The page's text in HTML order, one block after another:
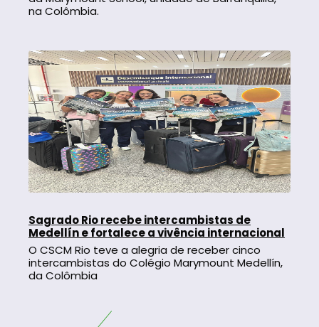
na Colômbia.
Sagrado Rio recebe intercambistas de
Medellín e fortalece a vivência internacional
O CSCM Rio teve a alegria de receber cinco
intercambistas do Colégio Marymount Medellín,
da Colômbia